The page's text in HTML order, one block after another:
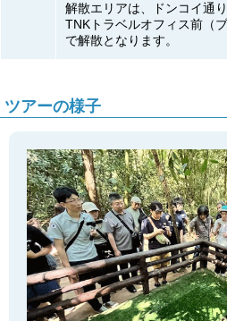
解散エリアは、ドンコイ通
TNKトラベルオフィス前（
で解散となります。
ツアーの様子